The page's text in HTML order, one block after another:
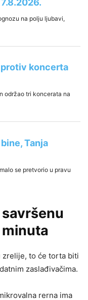
zrelije, to će torta biti
zaslađivačima.
rerna ima